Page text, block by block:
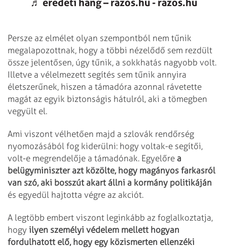
Persze az elmélet olyan szempontból nem tűnik
megalapozottnak, hogy a többi nézelődő sem rezdült
össze jelentősen, úgy tűnik, a sokkhatás nagyobb volt.
Illetve a vélelmezett segítés sem tűnik annyira
életszerűnek, hiszen a támadóra azonnal rávetette
magát az egyik biztonságis hátulról, aki a tömegben
vegyült el.
Ami viszont vélhetően majd a szlovák rendőrség
nyomozásából fog kiderülni: hogy voltak-e segítői,
volt-e megrendelője a támadónak. Egyelőre a
belügyminiszter azt közölte, hogy magányos farkasról
van szó, aki bosszút akart állni a kormány politikáján
és egyedül hajtotta végre az akciót.
A legtöbb embert viszont leginkább az foglalkoztatja,
hogy ilyen személyi védelem mellett hogyan
fordulhatott elő, hogy egy közismerten ellenzéki